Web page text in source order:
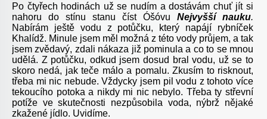
Po čtyřech hodinách už se nudím a dostávám chuť jít si
nahoru do stínu stanu číst Óšóvu Nejvyšší nauku.
Nabírám ještě vodu z potůčku, který napájí rybníček
Khalídž. Minule jsem měl možná z této vody průjem, a tak
jsem zvědavý, zdali nákaza již pominula a co to se mnou
udělá. Z potůčku, odkud jsem dosud bral vodu, už se to
skoro nedá, jak teče málo a pomalu. Zkusím to risknout,
třeba mi nic nebude. Vždycky jsem pil vodu z tohoto více
tekoucího potoka a nikdy mi nic nebylo. Třeba ty střevní
potíže ve skutečnosti nezpůsobila voda, nýbrž nějaké
zkažené jídlo. Uvidíme.